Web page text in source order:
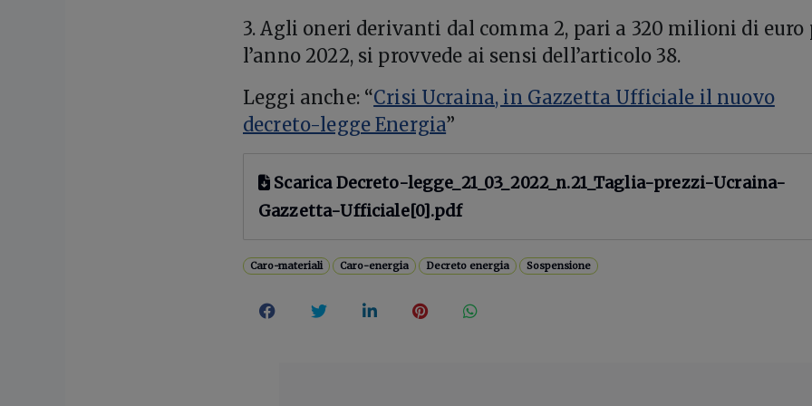
3. Agli oneri derivanti dal comma 2, pari a 320 milioni di euro
l’anno 2022, si provvede ai sensi dell’articolo 38.
Leggi anche: “Crisi Ucraina, in Gazzetta Ufficiale il nuovo
decreto-legge Energia”
Scarica Decreto-legge_21_03_2022_n.21_Taglia-prezzi-Ucraina-
Gazzetta-Ufficiale[0].pdf
Caro-materiali Caro-energia Decreto energia Sospensione